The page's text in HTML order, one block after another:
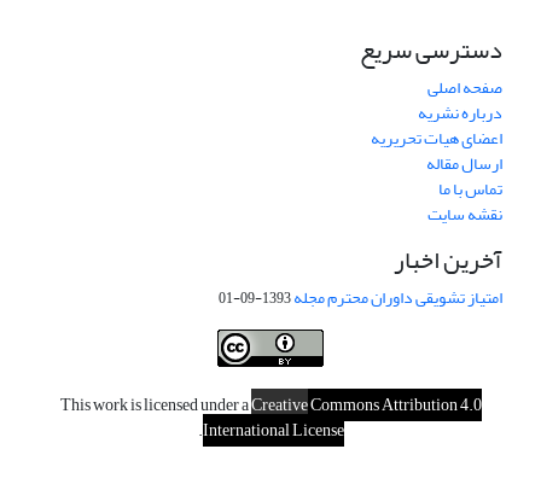
دسترسی سریع
صفحه اصلی
درباره نشریه
اعضای هیات تحریریه
ارسال مقاله
تماس با ما
نقشه سایت
آخرین اخبار
امتیاز تشویقی داوران محترم مجله1393-09-01
This work is licensed under aCreativeCommons Attribution 4.0
International License
.